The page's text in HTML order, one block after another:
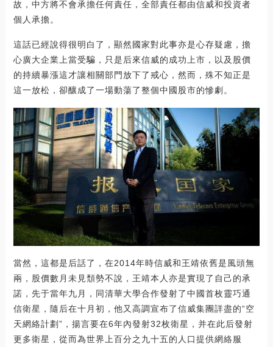
故，中方將不會承擔任何責任，全部責任都由信威和投資者
個人承擔。
這話已經說得很明白了，顯然國家對此事亦是心存疑慮，擔
心廣大企業上當受騙，只是后來信威的成功上市，以及股價
的持續暴漲這才讓相關部門放下了戒心，然而，殊不知正是
這一放松，卻釀成了一場動蕩了整個中國股市的慘劇。
當然，這都是后話了，在2014年時信威和王靖依舊是風頭無
兩，股價數月未見頹勢不說，王靖本人亦是實現了自己的承
諾，先于當年九月，同清華大學合作發射了中國首枚靈巧通
信衛星，隨后在十月初，他又高調宣布了信威集團詳盡的“空
天網絡計劃”，揚言要在6年內發射32枚衛星，并在此后發射
更多衛星，從而為世界上百分之九十五的人口提供網絡服